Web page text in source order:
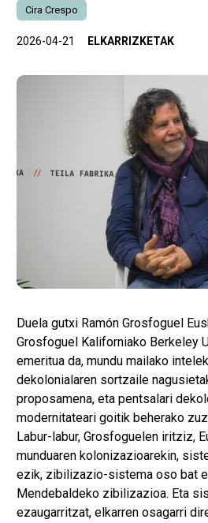
Cira Crespo
2026-04-21 ELKARRIZKETAK
Duela gutxi Ramón Grosfoguel
Grosfoguel Kaliforniako Berkeley
emeritua da, mundu mailako
dekolonialaren sortzaile
proposamena, eta pentsalari
modernitateari goitik beherako
Labur-labur, Grosfoguelen iritziz,
munduaren kolonizazioarekin,
ezik, zibilizazio-sistema oso bat
Mendebaldeko zibilizazioa. Eta
ezaugarritzat, elkarren osagarri